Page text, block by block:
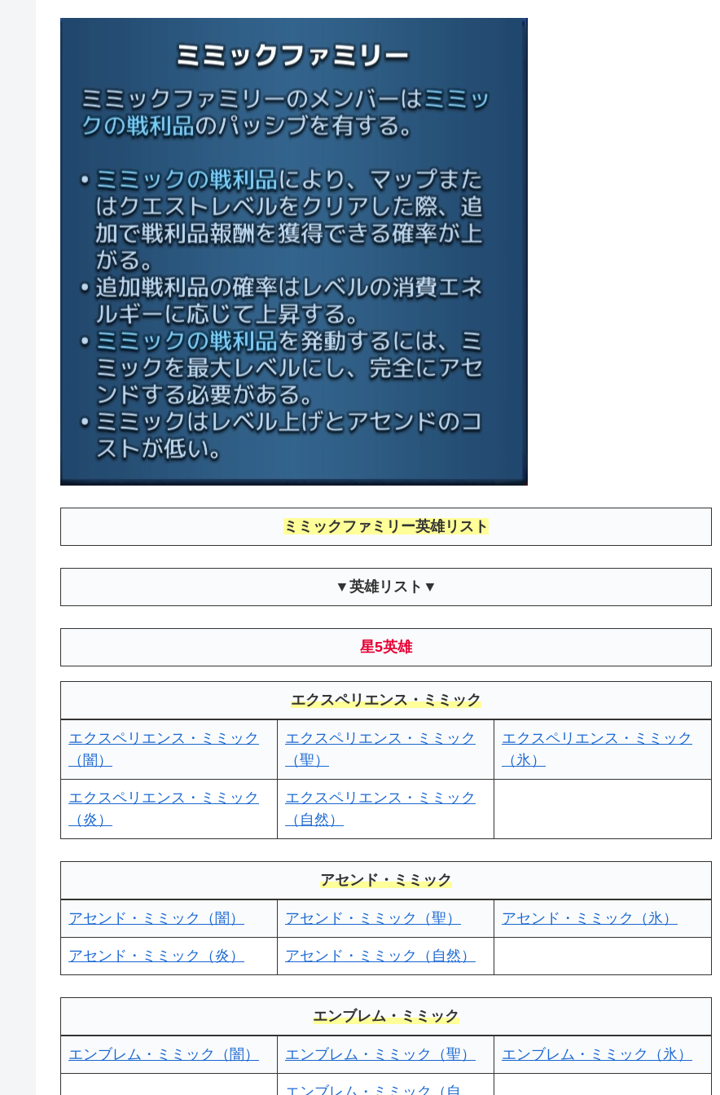
ミミックファミリー英雄リスト
▼英雄リスト▼
星5英雄
エクスペリエンス・ミミック
エクスペリエンス・ミミック
（闇）
エクスペリエンス・ミミック
（聖）
エクスペリエンス・ミミック
（氷）
エクスペリエンス・ミミック
（炎）
エクスペリエンス・ミミック
（自然）
アセンド・ミミック
アセンド・ミミック（闇） アセンド・ミミック（聖） アセンド・ミミック（氷）
アセンド・ミミック（炎） アセンド・ミミック（自然）
エンブレム・ミミック
エンブレム・ミミック（闇） エンブレム・ミミック（聖） エンブレム・ミミック（氷）